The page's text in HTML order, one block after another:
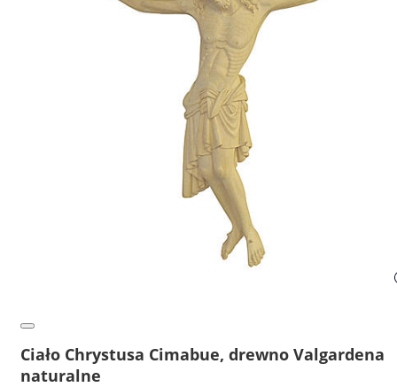
Ciało Chrystusa Cimabue, drewno Valgardena
naturalne